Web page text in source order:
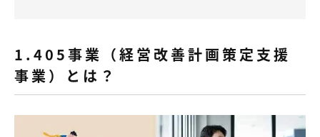
1.405事業（経営改善計画策定支援
事業）とは？